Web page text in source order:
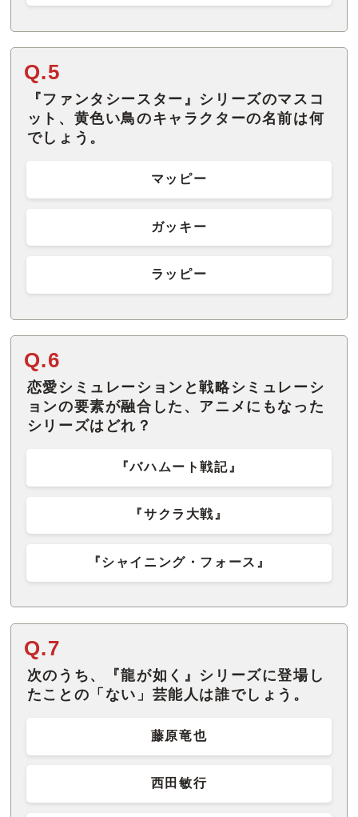
Q.5
『ファンタシースター』シリーズのマスコ
ット、黄色い鳥のキャラクターの名前は何
でしょう。
マッピー
ガッキー
ラッピー
Q.6
恋愛シミュレーションと戦略シミュレーシ
ョンの要素が融合した、アニメにもなった
シリーズはどれ？
『バハムート戦記』
『サクラ大戦』
『シャイニング・フォース』
Q.7
次のうち、『龍が如く』シリーズに登場し
たことの「ない」芸能人は誰でしょう。
藤原竜也
西田敏行